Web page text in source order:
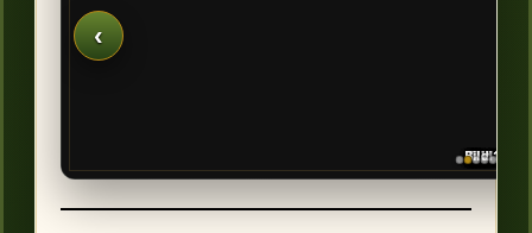
‹
Bild 1
Bild 2
Bild 3
Bild 4
Bild 5
Bild 6
Bild 7
Bild 8
Bild 9
Bild 10
Bild 11
Bild 12
Bild 13